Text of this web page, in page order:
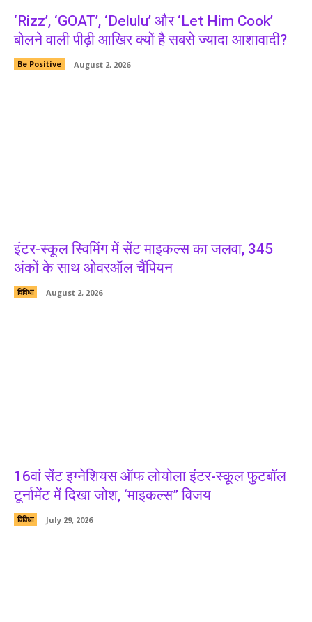
‘Rizz’, ‘GOAT’, ‘Delulu’ और ‘Let Him Cook’
बोलने वाली पीढ़ी आखिर क्यों है सबसे ज्यादा आशावादी?
Be Positive August 2, 2026
इंटर-स्कूल स्विमिंग में सेंट माइकल्स का जलवा, 345
अंकों के साथ ओवरऑल चैंपियन
विविधा August 2, 2026
16वां सेंट इग्नेशियस ऑफ लोयोला इंटर-स्कूल फुटबॉल
टूर्नामेंट में दिखा जोश, ‘माइकल्स” विजय
विविधा July 29, 2026